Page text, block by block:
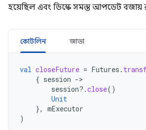
হয়েছিল এবং ডিস্কে সমস্ত আপডেট বজায়
কোটলিন জাভা
val closeFuture = Futures .
{ session -
session?.close()
Unit
},
mExecutor
)